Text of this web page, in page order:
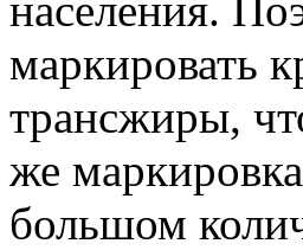
маркировать
трансжиры,
же
большом